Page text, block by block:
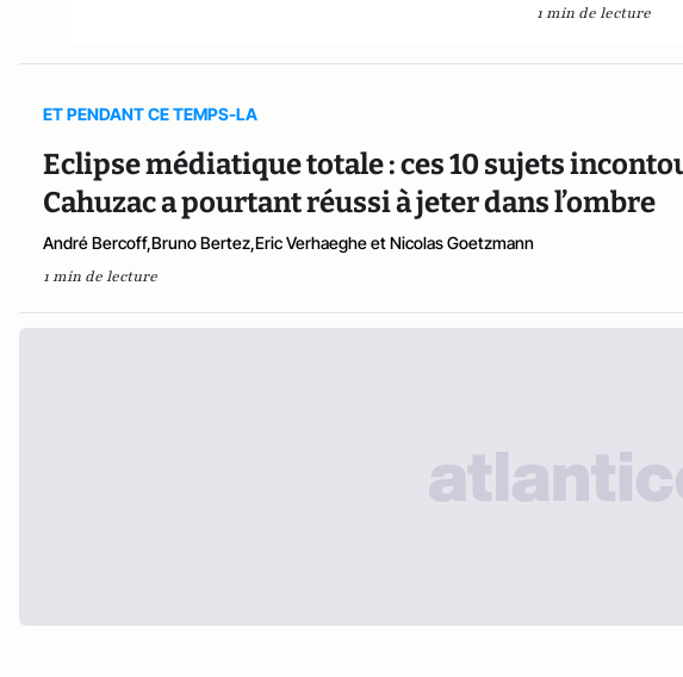
1 min de lecture
ET PENDANT CE TEMPS-LA
Eclipse médiatique totale : ces 10 sujets
Cahuzac a pourtant réussi à jeter dans l’ombre
André Bercoff,Bruno Bertez,Eric Verhaeghe et Nicolas Goetzmann
1 min de lecture